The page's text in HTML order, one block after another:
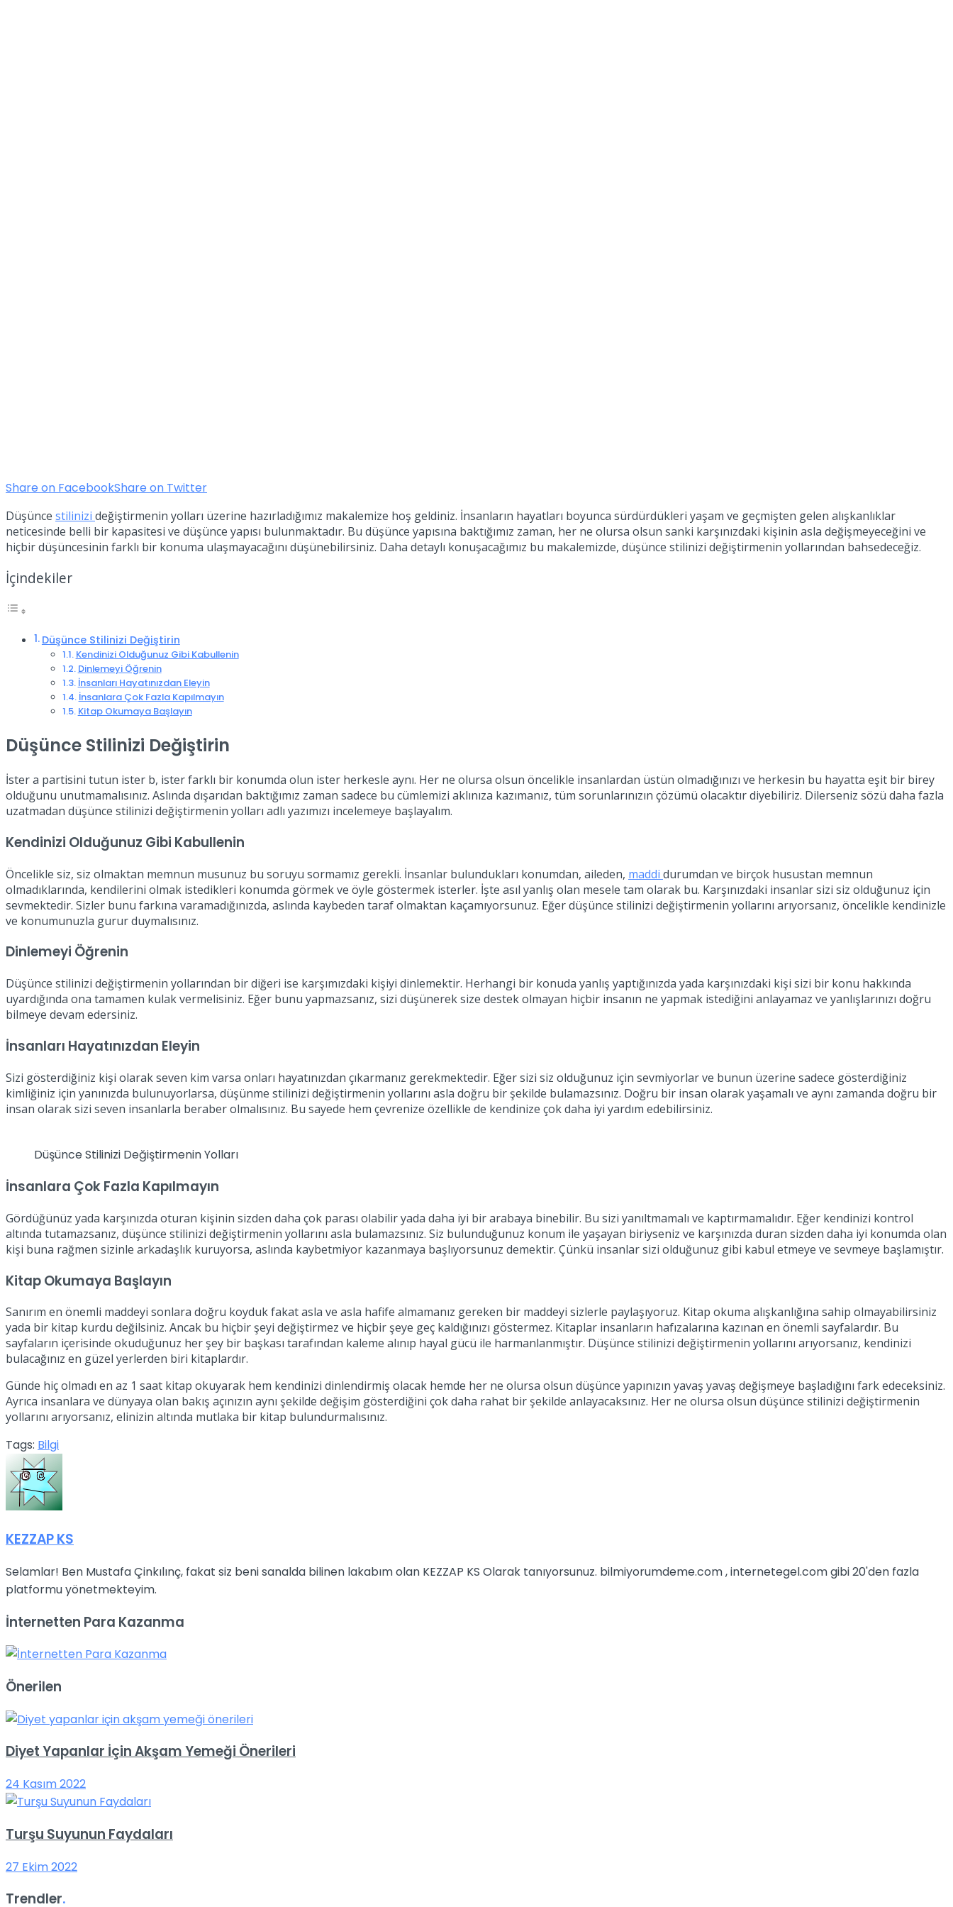
Share on FacebookShare on Twitter
Düşünce stilinizi değiştirmenin yolları üzerine hazırladığımız makalemize hoş geldiniz. İnsanların hayatları boyunca sürdürdükleri yaşam ve geçmişten gelen alışkanlıklar
neticesinde belli bir kapasitesi ve düşünce yapısı bulunmaktadır. Bu düşünce yapısına baktığımız zaman, her ne olursa olsun sanki karşınızdaki kişinin asla değişmeyeceğini ve
hiçbir düşüncesinin farklı bir konuma ulaşmayacağını düşünebilirsiniz. Daha detaylı konuşacağımız bu makalemizde, düşünce stilinizi değiştirmenin yollarından bahsedeceğiz.
İçindekiler
Düşünce Stilinizi Değiştirin
Kendinizi Olduğunuz Gibi Kabullenin
Dinlemeyi Öğrenin
İnsanları Hayatınızdan Eleyin
İnsanlara Çok Fazla Kapılmayın
Kitap Okumaya Başlayın
Düşünce Stilinizi Değiştirin
İster a partisini tutun ister b, ister farklı bir konumda olun ister herkesle aynı. Her ne olursa olsun öncelikle insanlardan üstün olmadığınızı ve herkesin bu hayatta eşit bir birey
olduğunu unutmamalısınız. Aslında dışarıdan baktığımız zaman sadece bu cümlemizi aklınıza kazımanız, tüm sorunlarınızın çözümü olacaktır diyebiliriz. Dilerseniz sözü daha fazla
uzatmadan düşünce stilinizi değiştirmenin yolları adlı yazımızı incelemeye başlayalım.
Kendinizi Olduğunuz Gibi Kabullenin
Öncelikle siz, siz olmaktan memnun musunuz bu soruyu sormamız gerekli. İnsanlar bulundukları konumdan, aileden, maddi durumdan ve birçok husustan memnun
olmadıklarında, kendilerini olmak istedikleri konumda görmek ve öyle göstermek isterler. İşte asıl yanlış olan mesele tam olarak bu. Karşınızdaki insanlar sizi siz olduğunuz için
sevmektedir. Sizler bunu farkına varamadığınızda, aslında kaybeden taraf olmaktan kaçamıyorsunuz. Eğer düşünce stilinizi değiştirmenin yollarını arıyorsanız, öncelikle kendinizle
ve konumunuzla gurur duymalısınız.
Dinlemeyi Öğrenin
Düşünce stilinizi değiştirmenin yollarından bir diğeri ise karşımızdaki kişiyi dinlemektir. Herhangi bir konuda yanlış yaptığınızda yada karşınızdaki kişi sizi bir konu hakkında
uyardığında ona tamamen kulak vermelisiniz. Eğer bunu yapmazsanız, sizi düşünerek size destek olmayan hiçbir insanın ne yapmak istediğini anlayamaz ve yanlışlarınızı doğru
bilmeye devam edersiniz.
İnsanları Hayatınızdan Eleyin
Sizi gösterdiğiniz kişi olarak seven kim varsa onları hayatınızdan çıkarmanız gerekmektedir. Eğer sizi siz olduğunuz için sevmiyorlar ve bunun üzerine sadece gösterdiğiniz
kimliğiniz için yanınızda bulunuyorlarsa, düşünme stilinizi değiştirmenin yollarını asla doğru bir şekilde bulamazsınız. Doğru bir insan olarak yaşamalı ve aynı zamanda doğru bir
insan olarak sizi seven insanlarla beraber olmalısınız. Bu sayede hem çevrenize özellikle de kendinize çok daha iyi yardım edebilirsiniz.
Düşünce Stilinizi Değiştirmenin Yolları
İnsanlara Çok Fazla Kapılmayın
Gördüğünüz yada karşınızda oturan kişinin sizden daha çok parası olabilir yada daha iyi bir arabaya binebilir. Bu sizi yanıltmamalı ve kaptırmamalıdır. Eğer kendinizi kontrol
altında tutamazsanız, düşünce stilinizi değiştirmenin yollarını asla bulamazsınız. Siz bulunduğunuz konum ile yaşayan biriyseniz ve karşınızda duran sizden daha iyi konumda olan
kişi buna rağmen sizinle arkadaşlık kuruyorsa, aslında kaybetmiyor kazanmaya başlıyorsunuz demektir. Çünkü insanlar sizi olduğunuz gibi kabul etmeye ve sevmeye başlamıştır.
Kitap Okumaya Başlayın
Sanırım en önemli maddeyi sonlara doğru koyduk fakat asla ve asla hafife almamanız gereken bir maddeyi sizlerle paylaşıyoruz. Kitap okuma alışkanlığına sahip olmayabilirsiniz
yada bir kitap kurdu değilsiniz. Ancak bu hiçbir şeyi değiştirmez ve hiçbir şeye geç kaldığınızı göstermez. Kitaplar insanların hafızalarına kazınan en önemli sayfalardır. Bu
sayfaların içerisinde okuduğunuz her şey bir başkası tarafından kaleme alınıp hayal gücü ile harmanlanmıştır. Düşünce stilinizi değiştirmenin yollarını arıyorsanız, kendinizi
bulacağınız en güzel yerlerden biri kitaplardır.
Günde hiç olmadı en az 1 saat kitap okuyarak hem kendinizi dinlendirmiş olacak hemde her ne olursa olsun düşünce yapınızın yavaş yavaş değişmeye başladığını fark edeceksiniz.
Ayrıca insanlara ve dünyaya olan bakış açınızın aynı şekilde değişim gösterdiğini çok daha rahat bir şekilde anlayacaksınız. Her ne olursa olsun düşünce stilinizi değiştirmenin
yollarını arıyorsanız, elinizin altında mutlaka bir kitap bulundurmalısınız.
Tags: Bilgi
KEZZAP KS
Selamlar! Ben Mustafa Çinkılınç, fakat siz beni sanalda bilinen lakabım olan KEZZAP KS Olarak tanıyorsunuz. bilmiyorumdeme.com , internetegel.com gibi 20'den fazla
platformu yönetmekteyim.
İnternetten Para Kazanma
Önerilen
Diyet Yapanlar İçin Akşam Yemeği Önerileri
24 Kasım 2022
Turşu Suyunun Faydaları
27 Ekim 2022
Trendler.